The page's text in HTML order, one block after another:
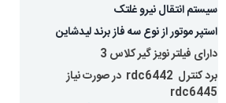
سیستم انتقال نیرو غلتک
استپر موتور از نوع سه فاز برند لیدشاین
دارای فیلتر نویز گیر کلاس 3
برد کنترل rdc6442 در صورت نیاز
rdc6445